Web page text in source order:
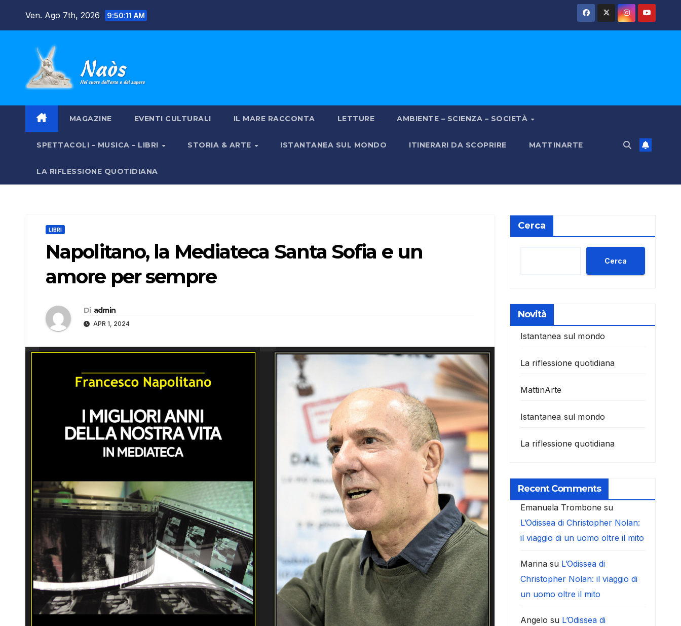
Ven. Ago 7th, 2026 9:50:12 AM
MAGAZINE EVENTI CULTURALI IL MARE RACCONTA LETTURE AMBIENTE – SCIENZA – SOCIETÀ
SPETTACOLI – MUSICA – LIBRI STORIA & ARTE ISTANTANEA SUL MONDO ITINERARI DA SCOPRIRE MATTINARTE
LA RIFLESSIONE QUOTIDIANA
LIBRI
Napolitano, la Mediateca Santa Sofia e un
amore per sempre
Di admin
APR 1, 2024
Cerca
Cerca
Novità
Istantanea sul mondo
La riflessione quotidiana
MattinArte
Istantanea sul mondo
La riflessione quotidiana
Recent Comments
Emanuela Trombone su
L’Odissea di Christopher Nolan:
il viaggio di un uomo oltre il mito
Marinasu L’Odissea di
Christopher Nolan: il viaggio di
un uomo oltre il mito
Angelo su L’Odissea di